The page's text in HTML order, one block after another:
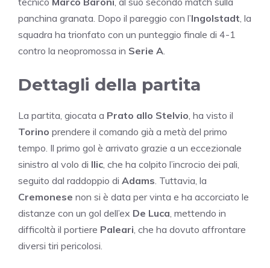
panchina granata. Dopo il pareggio con l’Ingolstadt , la
squadra ha trionfato con un punteggio finale di 4-1
contro la neopromossa in Serie A
Dettagli della partita
La partita, giocata a Prato allo Stelvio , ha visto il
Torino prendere il comando già a metà del primo
tempo. Il primo gol è arrivato grazie a un eccezionale
sinistro al volo di Ilic , che ha colpito l’incrocio dei pali,
seguito dal raddoppio di Adams . Tuttavia, la
Cremonese non si è data per vinta e ha accorciato le
distanze con un gol dell’ex De Luca , mettendo in
difficoltà il portiere Paleari , che ha dovuto affrontare
diversi tiri pericolosi.